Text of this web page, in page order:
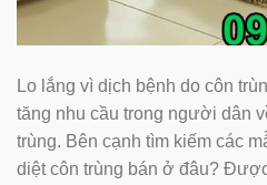
Lo lắng vì dịch bệnh do côn
tăng nhu cầu trong người dân
trùng. Bên cạnh tìm kiếm các
diệt côn trùng bán ở đâu?